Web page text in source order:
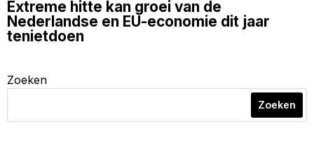
Extreme hitte kan groei van de
Nederlandse en EU-economie dit jaar
tenietdoen
Zoeken
Zoeken